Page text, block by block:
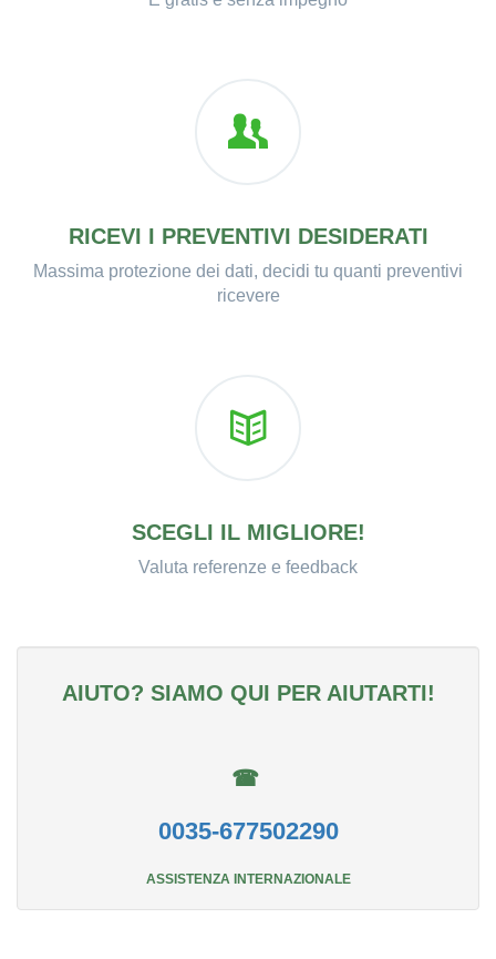
RICEVI I PREVENTIVI DESIDERATI
Massima protezione dei dati, decidi tu quanti preventivi
ricevere
SCEGLI IL MIGLIORE!
Valuta referenze e feedback
AIUTO? SIAMO QUI PER AIUTARTI!
☎
0035-677502290
ASSISTENZA INTERNAZIONALE